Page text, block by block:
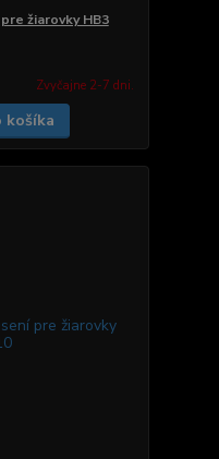
žiarovky HB3
Zvyčajne 2-7 dni.
košíka